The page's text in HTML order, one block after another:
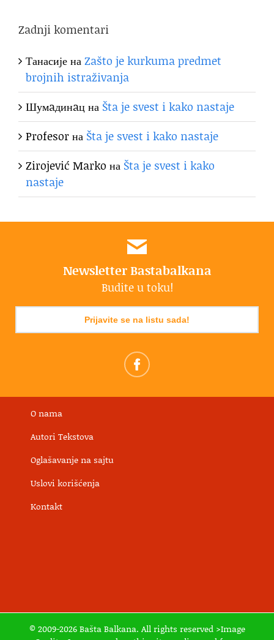
Zadnji komentari
ТанасијенаZašto je kurkuma predmet
brojnih istraživanja
Шумaдинaцна Šta je svest i kako nastaje
Profesorна Šta je svest i kako nastaje
Zirojević Marko на Šta je svest i kako
nastaje
Newsletter Bastabalkana
Budite u toku!
Prijavite se na listu sada!
O nama
Autori Tekstova
Oglašavanje na sajtu
Uslovi korišćenja
Kontakt
© 2009-2026 Bašta Balkana. All rights reserved >Image